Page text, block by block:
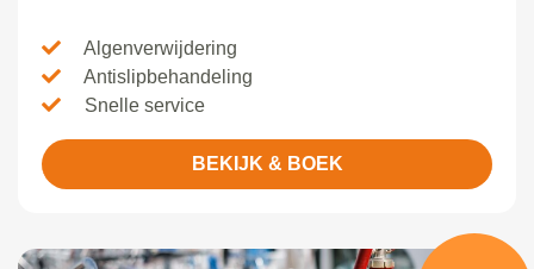
Algenverwijdering
Antislipbehandeling
Snelle service
BEKIJK & BOEK